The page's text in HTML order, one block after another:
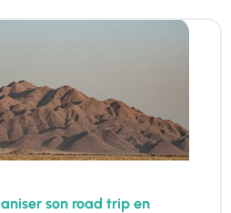
son road trip en